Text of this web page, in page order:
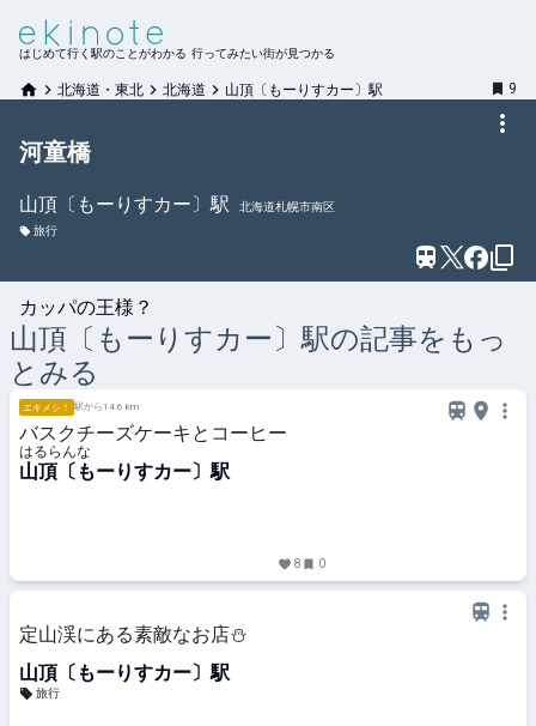
はじめて行く駅のことがわかる 行ってみたい街が見つかる
北海道・東北 北海道 山頂〔もーりすカー〕駅 9
河童橋
山頂〔もーりすカー〕駅
北海道札幌市南区
旅行
カッパの王様？
山頂〔もーりすカー〕駅の記事をもっ
とみる
エキメシ！ 駅から14.6 km
バスクチーズケーキとコーヒー
はるらんな
山頂〔もーりすカー〕駅
8 0
定山渓にある素敵なお店⛄️
山頂〔もーりすカー〕駅
旅行